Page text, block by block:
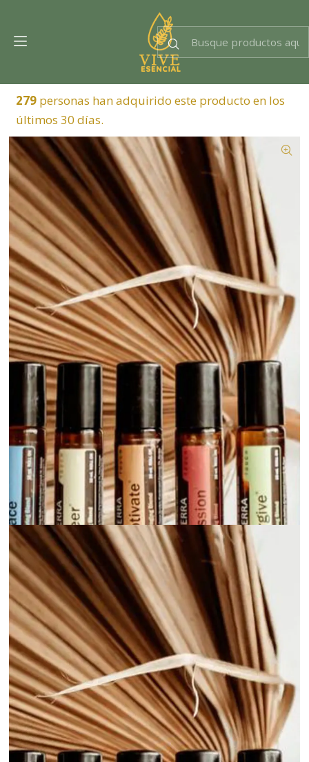
279personas han adquirido este producto en los
últimos 30 días.
Dra. EsencIAl
Experta en bienestar